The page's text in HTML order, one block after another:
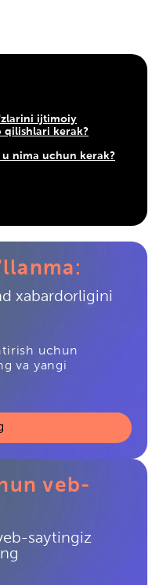
ijtimoiy
qilishlari kerak?
nima uchun kerak?
xabardorligini
uchun
va yangi
veb-
saytingiz